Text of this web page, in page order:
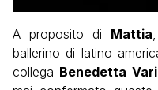
A proposito di Mattia
ballerino di latino
collega Benedetta Vari